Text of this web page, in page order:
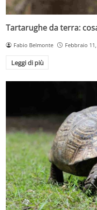
Tartarughe da terra:
Fabio Belmonte Febbraio
Leggi di più